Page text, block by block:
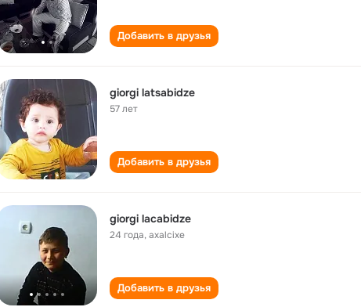
Добавить в друзья
giorgi latsabidze
57 лет
Добавить в друзья
giorgi lacabidze
24 года,axalcixe
Добавить в друзья